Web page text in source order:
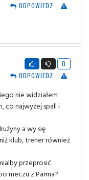
ODPOWIEDZ
0
ODPOWIEDZ
nie widziałem
co najwyżej spall i
a wy się
klub, trener również
przeprosić
meczu z Parma?